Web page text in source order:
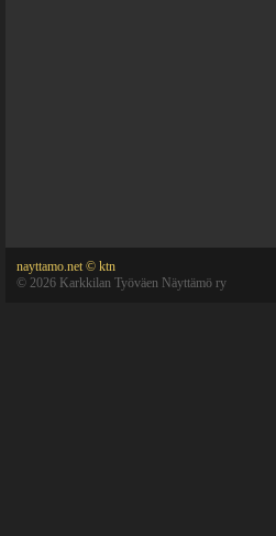
nayttamo.net © ktn
© 2026 Karkkilan Työväen Näyttämö ry